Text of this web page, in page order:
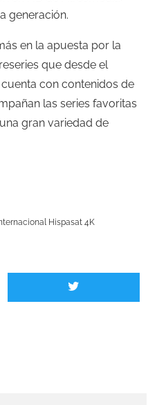
generación.
en la apuesta por la
que desde el
con contenidos de
las series favoritas
gran variedad de
Hispasat 4K